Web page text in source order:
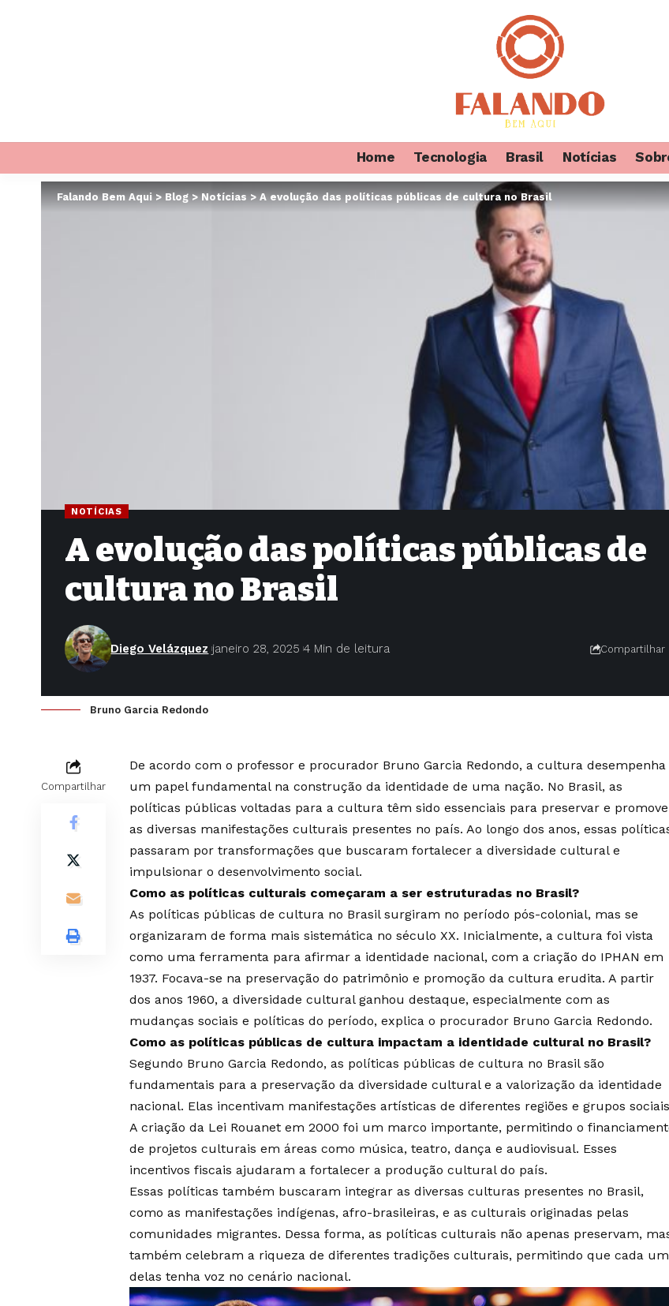
Home Tecnologia Brasil Notícias
Falando Bem Aqui > Blog > Notícias > A evolução das políticas públicas de cultura no Brasil
NOTÍCIAS
A evolução das políticas públicas de
cultura no Brasil
Diego Velázquez janeiro 28, 2025 4 Min de leitura Compartilhar
Bruno Garcia Redondo
Compartilhar
De acordo com o professor e procurador Bruno Garcia Redondo, a cultura desempenha
um papel fundamental na construção da identidade de uma nação. No Brasil, as
políticas públicas voltadas para a cultura têm sido essenciais para preservar e
as diversas manifestações culturais presentes no país. Ao longo dos anos, essas
passaram por transformações que buscaram fortalecer a diversidade cultural e
impulsionar o desenvolvimento social.
Como as políticas culturais começaram a ser estruturadas no Brasil?
As políticas públicas de cultura no Brasil surgiram no período pós-colonial, mas se
organizaram de forma mais sistemática no século XX. Inicialmente, a cultura foi vista
como uma ferramenta para afirmar a identidade nacional, com a criação do IPHAN em
1937. Focava-se na preservação do patrimônio e promoção da cultura erudita. A partir
dos anos 1960, a diversidade cultural ganhou destaque, especialmente com as
mudanças sociais e políticas do período, explica o procurador Bruno Garcia Redondo.
Como as políticas públicas de cultura impactam a identidade cultural no Brasil?
Segundo Bruno Garcia Redondo, as políticas públicas de cultura no Brasil são
fundamentais para a preservação da diversidade cultural e a valorização da identidade
nacional. Elas incentivam manifestações artísticas de diferentes regiões e grupos
A criação da Lei Rouanet em 2000 foi um marco importante, permitindo o
de projetos culturais em áreas como música, teatro, dança e audiovisual. Esses
incentivos fiscais ajudaram a fortalecer a produção cultural do país.
Essas políticas também buscaram integrar as diversas culturas presentes no Brasil,
como as manifestações indígenas, afro-brasileiras, e as culturais originadas pelas
comunidades migrantes. Dessa forma, as políticas culturais não apenas preservam,
também celebram a riqueza de diferentes tradições culturais, permitindo que cada
delas tenha voz no cenário nacional.